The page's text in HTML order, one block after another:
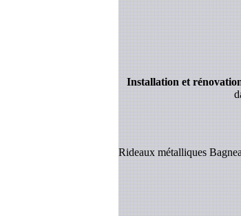
Installation et
Rideaux métalliques